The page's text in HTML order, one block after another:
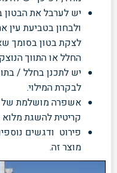
יש לערבל את הבטון
ולבחון בטביעת עין
לצקת בטון בסומך
החלל או התווך
יש לתכנן בחלל /
לבקרת המילוי.
קריטית להשגת מלוא
פירוט ודגשים
מוצר זה.